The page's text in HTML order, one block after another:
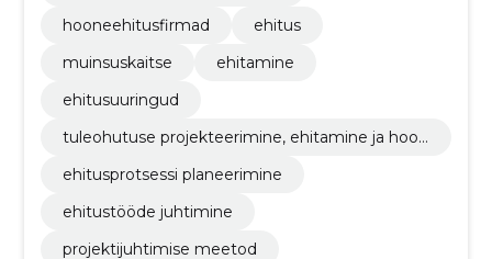
hooneehitusfirmad
ehitus
muinsuskaitse
ehitamine
ehitusuuringud
tuleohutuse projekteerimine, ehitamine ja hool
ehitusprotsessi planeerimine
ehitustööde juhtimine
projektijuhtimise meetod